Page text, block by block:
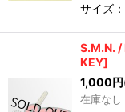
サイズ
S.M.N. /
KEY]
1,000円
在庫なし